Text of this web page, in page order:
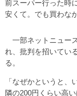
前スーパー行った時
安くて。でも買わな
一部ネットニュー
れ、批判を招いてい
る。
「なぜかというと、
隣の200円くらい高